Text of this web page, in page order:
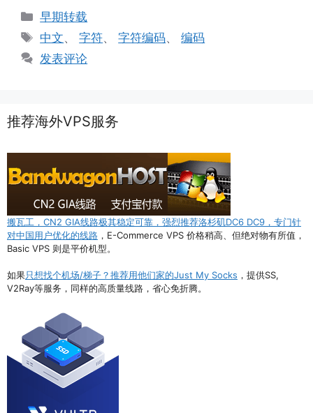
分
类
早期转载
标
签
中文、字符、字符编码、编码
发表评论
推荐海外VPS服务
搬瓦工，CN2 GIA线路极其稳定可靠，强烈推荐洛杉矶DC6 DC9，专门针
对中国用户优化的线路 ，E-Commerce VPS 价格稍高、但绝对物有所值，
Basic VPS 则是平价机型。
如果只想找个机场/梯子？推荐用他们家的Just My Socks ，提供SS,
V2Ray等服务，同样的高质量线路，省心免折腾。